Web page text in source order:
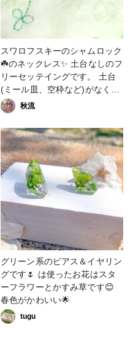
作品を作る事が出来ました😊
#ResinLab作品コンテスト #ア
クセサリー部 #ネックレス #フ
ァンタジー #森 #苔 #自然 #ナ
チュラル #レジン #緑 #グリー
ン #花 #フラワー #ドライフラ
ワー
スワロフスキーのシャムロック
☘️のネックレス✨ 土台なしのフ
リーセッテイングです。 土台
(ミール皿、空枠など)がなくて
も、クリスタルクレイだけで好
きな形が作れます✨ ローラア
シュレイのタオルハンカチの上
で撮影。 三つ葉と四つ葉柄で
す☘️🍀 #セントパトリックスデ
ー #シャムロック #スワロフス
キー #ネックレス #三つ葉 #緑
#その他のハンドメイド #ファ
ンれぽ_シュゲール
秋流
グリーン系のピアス＆イヤリン
グです🌷 は使ったお花はスタ
ーフラワーとかすみ草です😊
春色がかわいい🌟
tugu